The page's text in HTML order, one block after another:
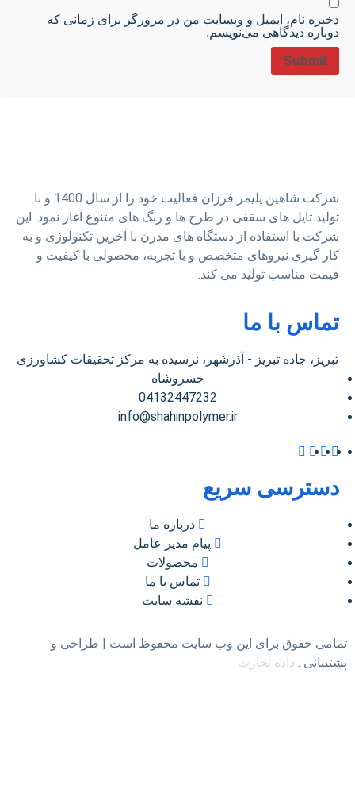
ذخیره نام، ایمیل و وبسایت من در مرورگر برای زمانی که
دوباره دیدگاهی می‌نویسم.
شرکت شاهین پلیمر فرزان فعالیت خود را از سال 1400 و با
تولید تایل های سقفی در طرح ها و رنگ های متنوع آغاز نمود. این
شرکت با استفاده از دستگاه های مدرن با آخرین تکنولوژی و به
کار گیری نیروهای متخصص و با تجربه، محصولی با کیفیت و
قیمت مناسب تولید می کند.
تماس با ما
تبریز، جاده تبریز - آذرشهر، نرسیده به مرکز تحقیقات کشاورزی
خسروشاه
04132447232
info@shahinpolymer.ir
دسترسی سریع
درباره ما
پیام مدیر عامل
محصولات
تماس با ما
نقشه سایت
حقوق برای این وب سایت محفوظ است | طراحی و
:داده تجارت